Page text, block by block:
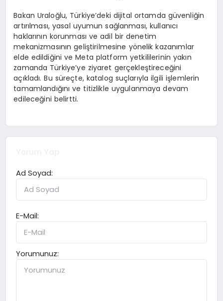
Bakan Uraloğlu, Türkiye’deki dijital ortamda güvenliğin
artırılması, yasal uyumun sağlanması, kullanıcı
haklarının korunması ve adil bir denetim
mekanizmasının geliştirilmesine yönelik kazanımlar
elde edildiğini ve Meta platform yetkililerinin yakın
zamanda Türkiye’ye ziyaret gerçekleştireceğini
açıkladı. Bu süreçte, katalog suçlarıyla ilgili işlemlerin
tamamlandığını ve titizlikle uygulanmaya devam
edileceğini belirtti.
Ad Soyad:
E-Mail:
Yorumunuz: